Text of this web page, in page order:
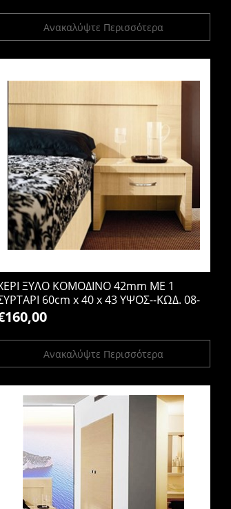
Ανακαλύψτε Περισσότερα
ΞΥΛΟ ΚΟΜΟΔΙΝΟ 42mm ΜΕ 1
60cm x 40 x 43 ΥΨΟΣ--ΚΩΔ. 08-
1s
Ανακαλύψτε Περισσότερα